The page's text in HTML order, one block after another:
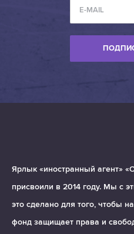
Ярлык «иностранный агент»
присвоили в 2014 году. Мы с
это сделано для того, чтобы
фонд защищает права и